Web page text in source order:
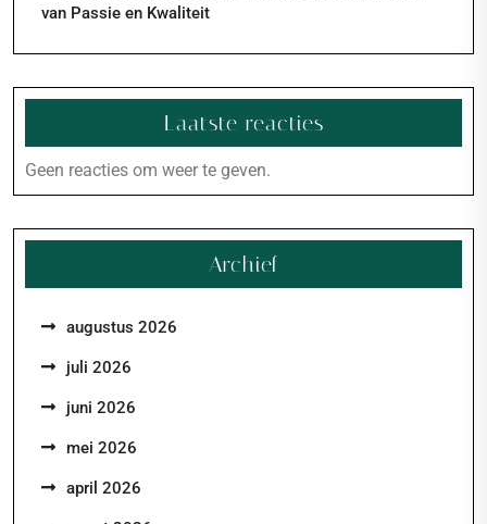
van Passie en Kwaliteit
Laatste reacties
Geen reacties om weer te geven.
Archief
augustus 2026
juli 2026
juni 2026
mei 2026
april 2026